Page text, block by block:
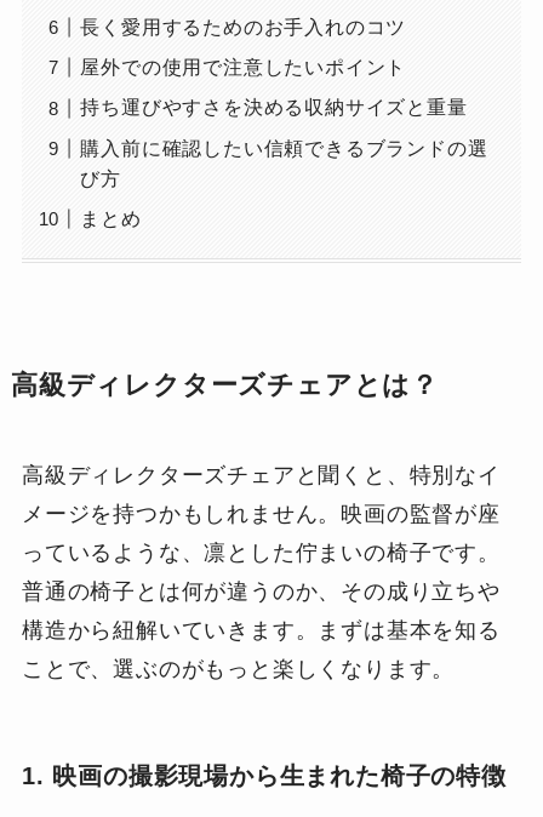
長く愛用するためのお手入れのコツ
屋外での使用で注意したいポイント
持ち運びやすさを決める収納サイズと重量
購入前に確認したい信頼できるブランドの選
び方
まとめ
高級ディレクターズチェアとは？
高級ディレクターズチェアと聞くと、特別なイ
メージを持つかもしれません。映画の監督が座
っているような、凛とした佇まいの椅子です。
普通の椅子とは何が違うのか、その成り立ちや
構造から紐解いていきます。まずは基本を知る
ことで、選ぶのがもっと楽しくなります。
1. 映画の撮影現場から生まれた椅子の特徴